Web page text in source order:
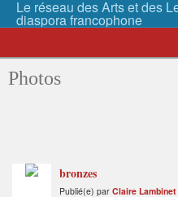
Photos
bronzes
Publié(e) par Claire Lambinet